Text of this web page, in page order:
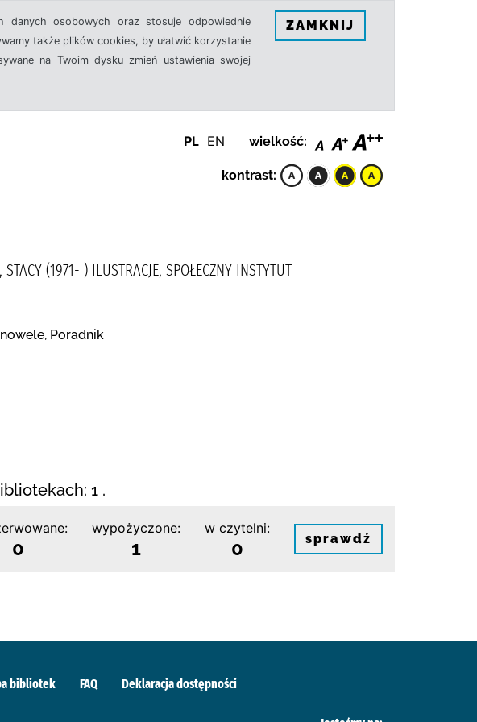
danych osobowych oraz stosuje odpowiednie
także plików cookies, by ułatwić korzystanie
na Twoim dysku zmień ustawienia swojej
ZAMKNIJ
PL EN wielkość:
kontrast:
(1971- ) ILUSTRACJE, SPOŁECZNY INSTYTUT
Poradnik
1 .
0
wypożyczone:
1
w czytelni:
0 sprawdź
bibliotek FAQ Deklaracja dostępności